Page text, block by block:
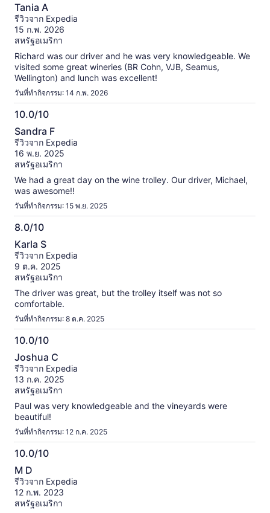
ข้อมูล
เพิ่ม
เติม
เกี่ยว
รีวิว
ที่
ได้
รับ
การ
ตรวจ
สอบ
แล้ว
จาก
10
Tania A
รีวิวจาก Expedia
15 ก.พ. 2026
สหรัฐอเมริกา
Richard was our driver and he was very knowledgeable. We
visited some great wineries (BR Cohn, VJB, Seamus,
Wellington) and lunch was excellent!
วันที่ทำกิจกรรม: 14 ก.พ. 2026
10.0/10
10.0
จาก
10
Sandra F
รีวิวจาก Expedia
16 พ.ย. 2025
สหรัฐอเมริกา
We had a great day on the wine trolley. Our driver, Michael,
was awesome!!
วันที่ทำกิจกรรม: 15 พ.ย. 2025
8.0/10
8.0
จาก
10
Karla S
รีวิวจาก Expedia
9 ต.ค. 2025
สหรัฐอเมริกา
The driver was great, but the trolley itself was not so
comfortable.
วันที่ทำกิจกรรม: 8 ต.ค. 2025
10.0/10
10.0
จาก
10
Joshua C
รีวิวจาก Expedia
13 ก.ค. 2025
สหรัฐอเมริกา
Paul was very knowledgeable and the vineyards were
beautiful!
วันที่ทำกิจกรรม: 12 ก.ค. 2025
10.0/10
10.0
จาก
10
M D
รีวิวจาก Expedia
12 ก.พ. 2023
สหรัฐอเมริกา